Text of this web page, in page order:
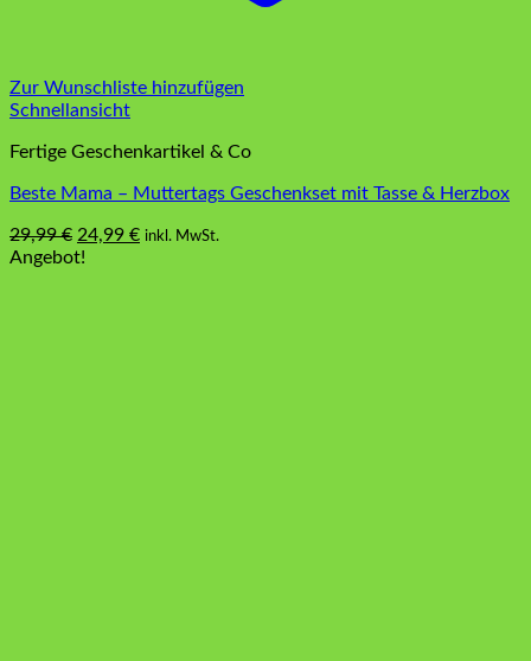
Zur Wunschliste hinzufügen
Schnellansicht
Fertige Geschenkartikel & Co
Beste Mama – Muttertags Geschenkset mit Tasse & Herzbox
29,99€ Ursprünglicher
Preis
24,99 €Aktueller
inkl. MwSt.
Angebot!